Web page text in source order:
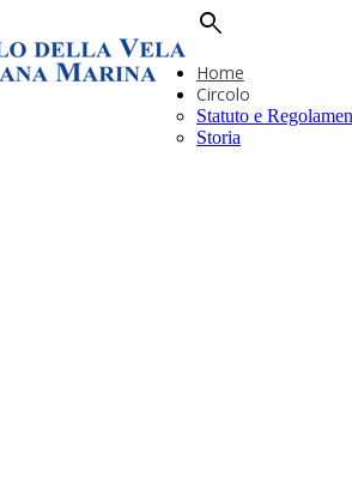
search
Home
Circolo
Statuto e
Storia